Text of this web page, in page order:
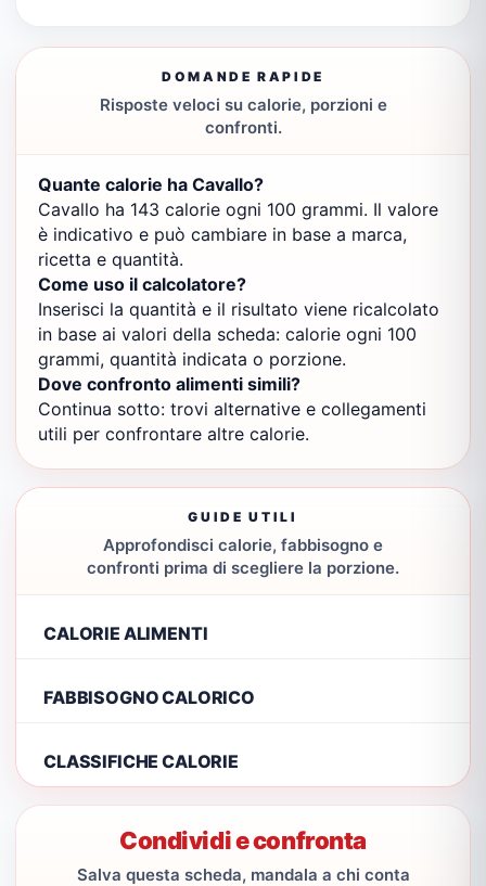
DOMANDE RAPIDE
Risposte veloci su calorie, porzioni e
confronti.
Quante calorie ha Cavallo?
Cavallo ha 143 calorie ogni 100 grammi. Il valore
è indicativo e può cambiare in base a marca,
ricetta e quantità.
Come uso il calcolatore?
Inserisci la quantità e il risultato viene ricalcolato
in base ai valori della scheda: calorie ogni 100
grammi, quantità indicata o porzione.
Dove confronto alimenti simili?
Continua sotto: trovi alternative e collegamenti
utili per confrontare altre calorie.
GUIDE UTILI
Approfondisci calorie, fabbisogno e
confronti prima di scegliere la porzione.
CALORIE ALIMENTI
FABBISOGNO CALORICO
CLASSIFICHE CALORIE
Condividi e confronta
Salva questa scheda, mandala a chi conta